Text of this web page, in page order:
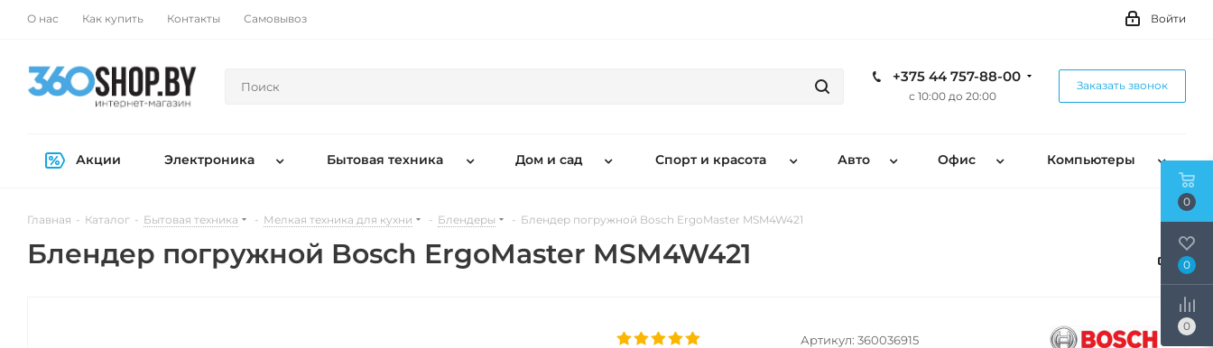
О нас Как купить Контакты Самовывоз Войти
+375 44 757-88-00
с 10:00 до 20:00
Заказать звонок
Акции Электроника Бытовая техника Дом и сад Спорт и красота Авто Офис Компьютеры
Главная - Каталог - Бытовая техника - Мелкая техника для кухни - Блендеры - Блендер погружной Bosch ErgoMaster MSM4W421
Блендер погружной Bosch ErgoMaster MSM4W421
Артикул: 360036915
0
0
0